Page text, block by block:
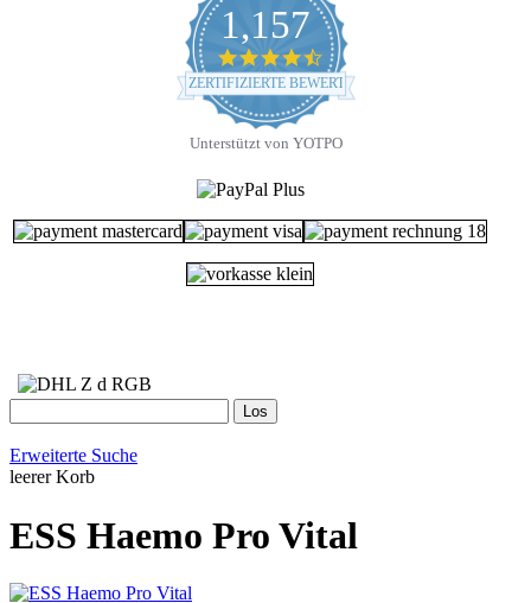
1,157
4.7
star
rating
ZERTIFIZIERTE BEWERTUNGEN
Unterstützt von YOTPO
Erweiterte Suche
leerer Korb
ESS Haemo Pro Vital